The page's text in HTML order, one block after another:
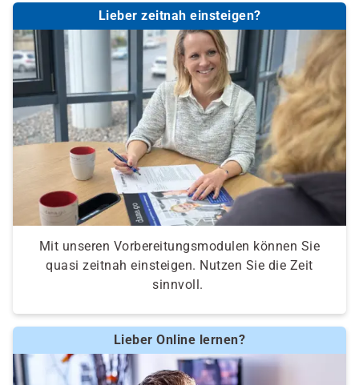
individuellen Prüfung Ihrer persönlichen
Voraussetzungen und Förderfähigkeit.
Lieber zeitnah einsteigen?
Mit unseren Vorbereitungsmodulen können Sie
quasi zeitnah einsteigen. Nutzen Sie die Zeit
sinnvoll.
Lieber Online lernen?